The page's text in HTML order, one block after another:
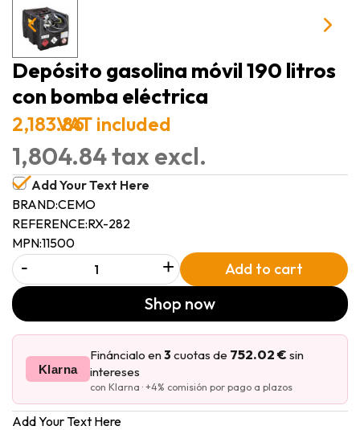
Depósito gasolina móvil 190 litros
con bomba eléctrica
2,183.86VAT included
1,804.84 tax excl.
Add Your Text Here
BRAND:CEMO
REFERENCE:RX-282
MPN:11500
- + Add to cart
Shop now
Klarna
Fináncialo en3 cuotas de 752.02 € sin
intereses
con Klarna · +4% comisión por pago a plazos
Add Your Text Here